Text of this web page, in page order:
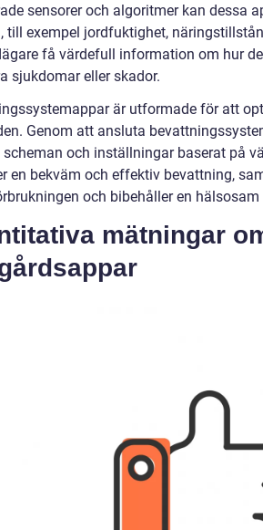
sensorer och algoritmer kan dessa
till exempel jordfuktighet,
få värdefull information om hur
sjukdomar eller skador.
är utformade för att
Genom att ansluta
och inställningar baserat på
en bekväm och effektiv bevattning,
och bibehåller en
mätningar